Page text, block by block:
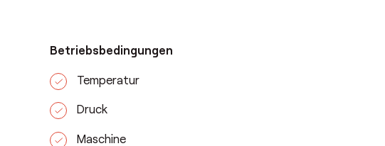
Betriebsbedingungen
Temperatur
Druck
Maschine